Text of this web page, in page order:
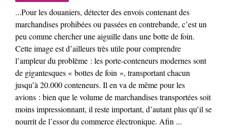
...Pour les douaniers, détecter des envois contenant des
marchandises prohibées ou passées en contrebande, c’est un
peu comme chercher une aiguille dans une botte de foin.
Cette image est d’ailleurs très utile pour comprendre
l’ampleur du problème : les porte-conteneurs modernes sont
de gigantesques « bottes de foin », transportant chacun
jusqu’à 20.000 conteneurs. Il en va de même pour les
avions : bien que le volume de marchandises transportées soit
moins impressionnant, il reste important, d’autant plus qu’il se
nourrit de l’essor du commerce électronique. Afin ...